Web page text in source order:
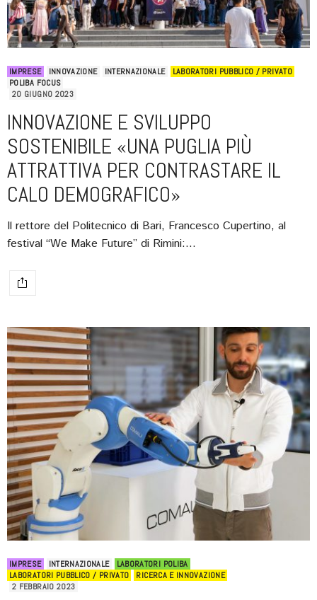
IMPRESE INNOVAZIONE INTERNAZIONALE
LABORATORI PUBBLICO / PRIVATO
POLIBA FOCUS
20 GIUGNO 2023
INNOVAZIONE E SVILUPPO
SOSTENIBILE «UNA PUGLIA PIÙ
ATTRATTIVA PER CONTRASTARE IL
CALO DEMOGRAFICO»
Il rettore del Politecnico di Bari, Francesco Cupertino, al
festival “We Make Future” di Rimini:…
IMPRESE INTERNAZIONALE
LABORATORI POLIBA
LABORATORI PUBBLICO / PRIVATO
RICERCA E INNOVAZIONE
2 FEBBRAIO 2023